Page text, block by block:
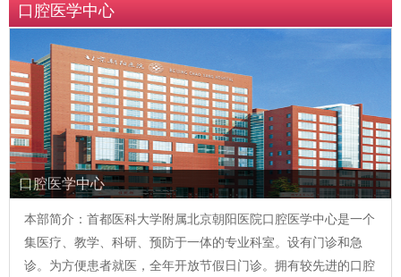
口腔医学中心
口腔医学中心
本部简介：首都医科大学附属北京朝阳医院口腔医学中心是一个
集医疗、教学、科研、预防于一体的专业科室。设有门诊和急
诊。为方便患者就医，全年开放节假日门诊。拥有较先进的口腔